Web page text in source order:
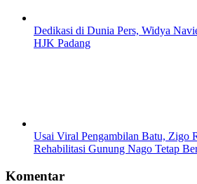
Dedikasi di Dunia Pers, Widya
HJK Padang
Usai Viral Pengambilan Batu, Zigo
Rehabilitasi Gunung Nago Tetap
Komentar